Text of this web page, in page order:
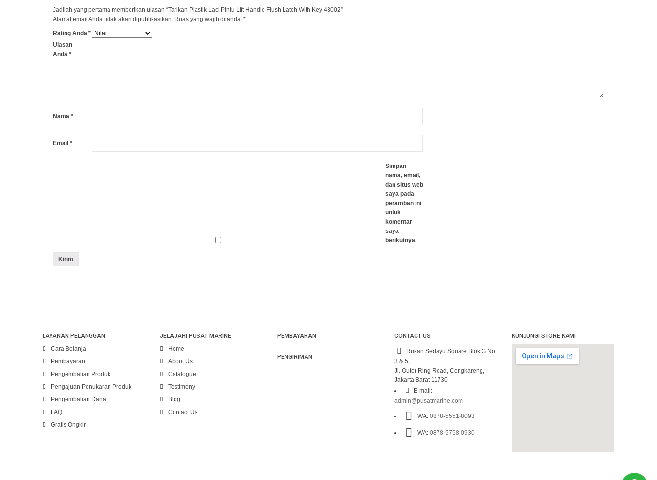
Jadilah yang pertama memberikan ulasan “Tarikan Plastik Laci Pintu Lift Handle Flush Latch With Key 43002”
Alamat email Anda tidak akan dipublikasikan. Ruas yang wajib ditandai *
Rating Anda *
Ulasan
Anda *
Nama *
Email *
Simpan
nama, email,
dan situs web
saya pada
peramban ini
untuk
komentar
saya
berikutnya.
LAYANAN PELANGGAN
Cara Belanja
Pembayaran
Pengembalian Produk
Pengajuan Penukaran Produk
Pengembalian Dana
FAQ
Gratis Ongkir
JELAJAHI PUSAT MARINE
Home
About Us
Catalogue
Testimony
Blog
Contact Us
PEMBAYARAN
PENGIRIMAN
CONTACT US
Rukan Sedayu Square Blok G No.
3 & 5,
Jl. Outer Ring Road, Cengkareng,
Jakarta Barat 11730
E-mail:
admin@pusatmarine.com
WA: 0878-5551-8093
WA: 0878-5758-0930
KUNJUNGI STORE KAMI